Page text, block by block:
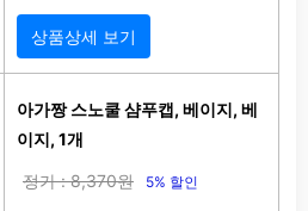
상품상세 보기
아가짱 스노쿨 샴푸캡, 베이지, 베
이지, 1개
정가 : 8,370원 5% 할인